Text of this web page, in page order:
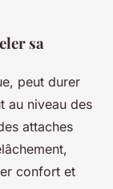
sa
peut durer
au niveau des
attaches
confort et